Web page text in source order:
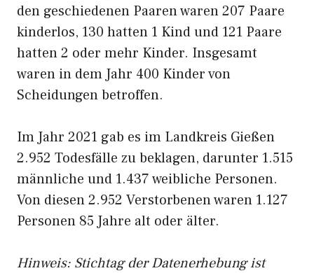
den geschiedenen Paaren waren 207 Paare
kinderlos, 130 hatten 1 Kind und 121 Paare
hatten 2 oder mehr Kinder. Insgesamt
waren in dem Jahr 400 Kinder von
Scheidungen betroffen.
Im Jahr 2021 gab es im Landkreis Gießen
2.952 Todesfälle zu beklagen, darunter 1.515
männliche und 1.437 weibliche Personen.
Von diesen 2.952 Verstorbenen waren 1.127
Personen 85 Jahre alt oder älter.
Hinweis: Stichtag der Datenerhebung ist